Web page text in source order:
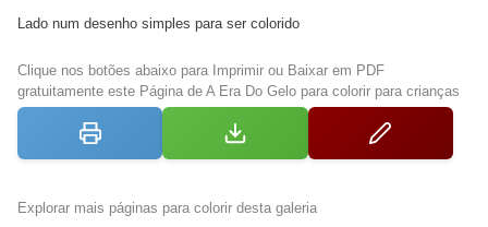
Lado num desenho simples para ser colorido
Clique nos botões abaixo para Imprimir ou Baixar em PDF
gratuitamente este Página de A Era Do Gelo para colorir para crianças
Explorar mais páginas para colorir desta galeria